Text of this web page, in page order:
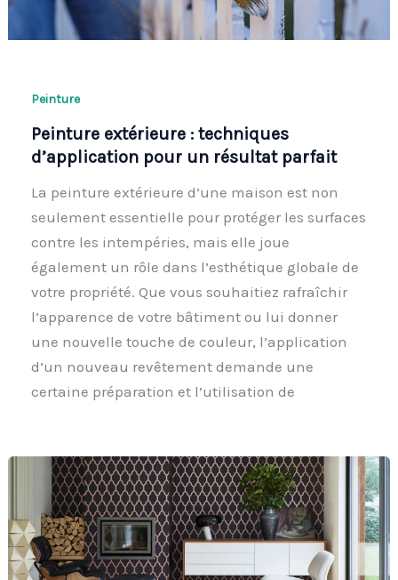
Peinture
Peinture extérieure : techniques
d’application pour un résultat parfait
La peinture extérieure d’une maison est non
seulement essentielle pour protéger les surfaces
contre les intempéries, mais elle joue
également un rôle dans l’esthétique globale de
votre propriété. Que vous souhaitiez rafraîchir
l’apparence de votre bâtiment ou lui donner
une nouvelle touche de couleur, l’application
d’un nouveau revêtement demande une
certaine préparation et l’utilisation de